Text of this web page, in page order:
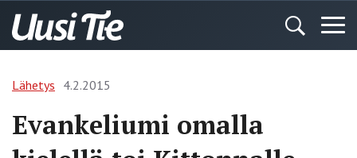
Lähetys 4.2.2015
Evankeliumi omalla